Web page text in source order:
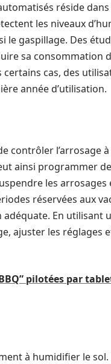
réside
les niveaux
le gaspillage. Des
sa consommation
cas, des
année d’utilisation.
contrôler l’arrosage
ainsi programmer
les arrosages
réservées aux
En utilisant
ajuster les réglages
pilotées par
à humidifier le